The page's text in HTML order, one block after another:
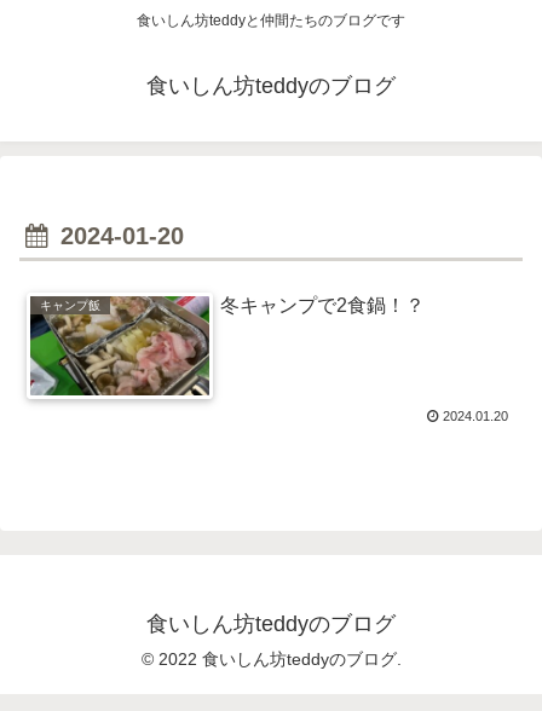
食いしん坊teddyと仲間たちのブログです
食いしん坊teddyのブログ
2024-01-20
キャンプ飯 冬キャンプで2食鍋！？
2024.01.20
食いしん坊teddyのブログ
© 2022 食いしん坊teddyのブログ.